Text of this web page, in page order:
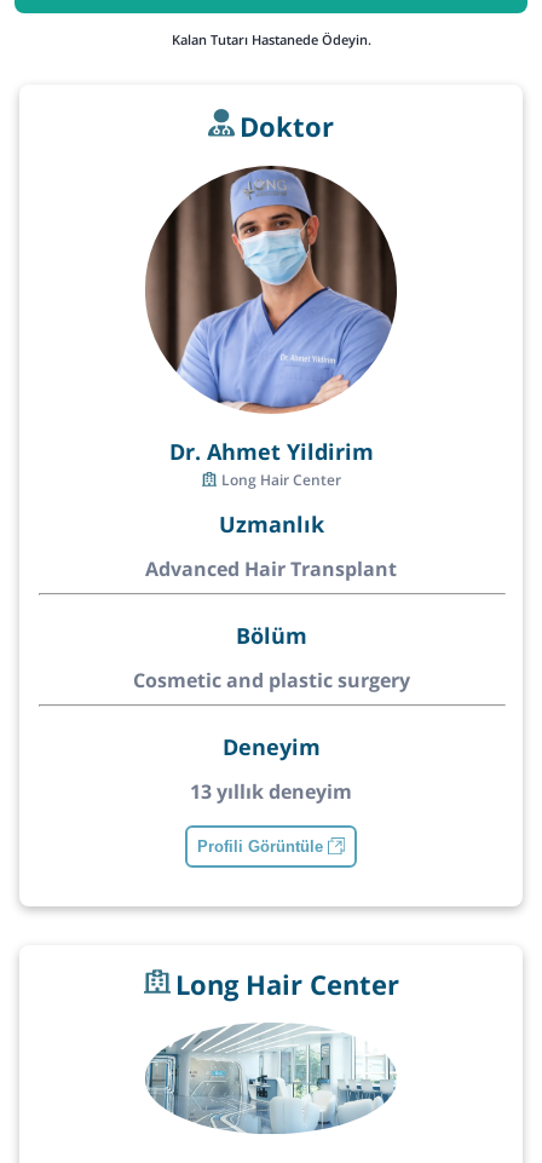
Kalan Tutarı Hastanede Ödeyin.
Doktor
Dr. Ahmet Yildirim
Long Hair Center
Uzmanlık
Advanced Hair Transplant
Bölüm
Cosmetic and plastic surgery
Deneyim
13 yıllık deneyim
Profili Görüntüle
Long Hair Center